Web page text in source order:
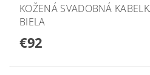
KOŽENÁ SVADOBNÁ
BIELA
€92